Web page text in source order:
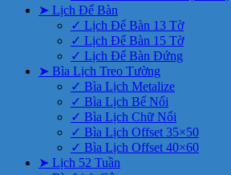
➤ Lịch Để Bàn
✓ Lịch Để Bàn 13 Tờ
✓ Lịch Để Bàn 15 Tờ
✓ Lịch Để Bàn Đứng
➤ Bìa Lịch Treo Tường
✓ Bìa Lịch Metalize
✓ Bìa Lịch Bế Nổi
✓ Bìa Lịch Chữ Nổi
✓ Bìa Lịch Offset 35×50
✓ Bìa Lịch Offset 40×60
➤ Lịch 52 Tuần